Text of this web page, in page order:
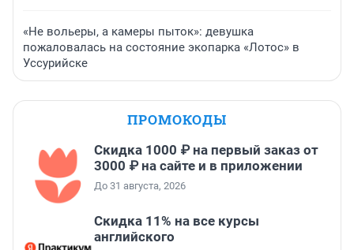
«Не вольеры, а камеры пыток»: девушка
пожаловалась на состояние экопарка «Лотос» в
Уссурийске
ПРОМОКОДЫ
Скидка 1000 ₽ на первый заказ от
3000 ₽ на сайте и в приложении
До 31 августа, 2026
Скидка 11% на все курсы
английского